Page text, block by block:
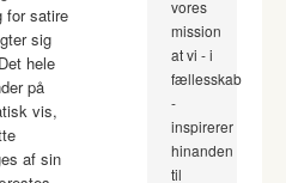
satire
sig
hele
på
vis,
af sin
vores
mission
at vi - i
fællesskab
-
inspirerer
hinanden
til